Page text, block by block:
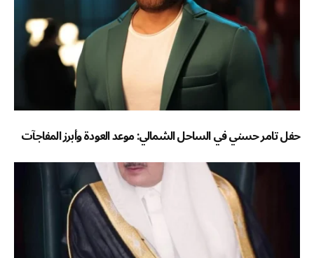
حفل تامر حسني في الساحل الشمالي: موعد العودة وأبرز المفاجآت